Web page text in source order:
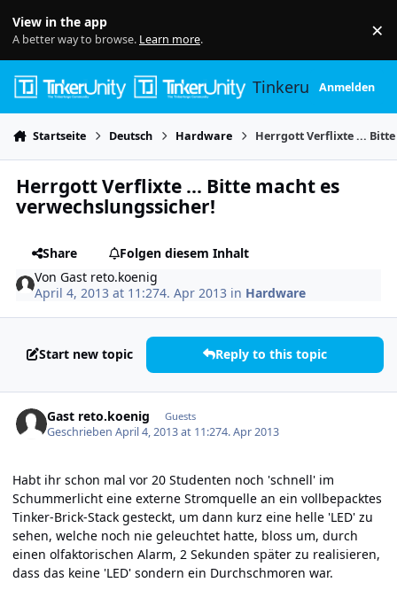
View in the app
A better way to browse. Learn more. ×
TinkerunityAnmelden
Startseite Deutsch Hardware Herrgott Verflixte ... Bitte
Herrgott Verflixte ... Bitte macht es
verwechslungssicher!
Share
Folgen diesem Inhalt
VonGast reto.koenig
April 4, 2013 at 11:274. Apr 2013 in Hardware
Start new topic Reply to this topic
Gast reto.koenig Guests
GeschriebenApril 4, 2013 at 11:274. Apr 2013
Habt ihr schon mal vor 20 Studenten noch 'schnell' im
Schummerlicht eine externe Stromquelle an ein vollbepacktes
Tinker-Brick-Stack gesteckt, um dann kurz eine helle 'LED' zu
sehen, welche noch nie geleuchtet hatte, bloss um, durch
einen olfaktorischen Alarm, 2 Sekunden später zu realisieren,
dass das keine 'LED' sondern ein Durchschmoren war.